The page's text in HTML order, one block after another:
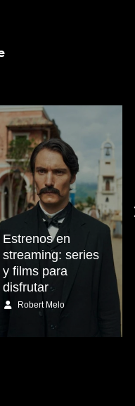
Estrenos en
streaming: series
y films para
disfrutar
Robert Melo